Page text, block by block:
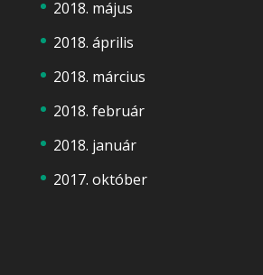
2018. május
2018. április
2018. március
2018. február
2018. január
2017. október